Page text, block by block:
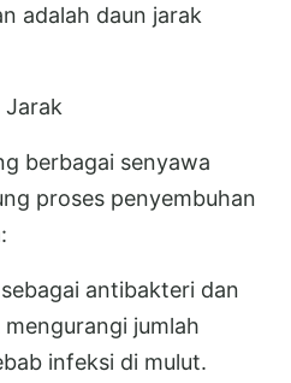
adalah daun jarak
Jarak
berbagai senyawa
proses penyembuhan
antibakteri dan
jumlah
infeksi di mulut.